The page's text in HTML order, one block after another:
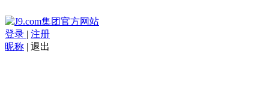
登录 | 注册
昵称 | 退出